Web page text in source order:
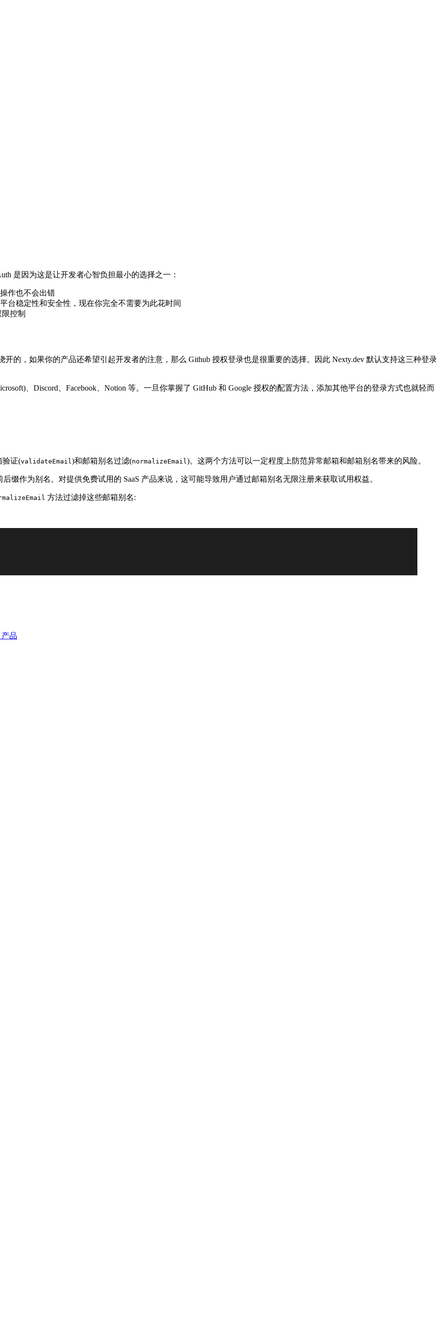
是因为这是让开发者心智负担最小的选择之一：
操作也不会出错
台稳定性和安全性，现在你完全不需要为此花时间
控制
的，如果你的产品还希望引起开发者的注意，那么 Github 授权登录也是很重要的选择。因此 Nexty.dev 默认支持这三种登录
、Discord、Facebook、Notion 等。一旦你掌握了 GitHub 和 Google 授权的配置方法，添加其他平台的登录方式也就轻而
验证(validateEmail )和邮箱别名过滤(normalizeEmail )。这两个方法可以一定程度上防范异常邮箱和邮箱别名带来的风险。
缀作为别名。对提供免费试用的 SaaS 产品来说，这可能导致用户通过邮箱别名无限注册来获取试用权益。
方法过滤掉这些邮箱别名:
产品